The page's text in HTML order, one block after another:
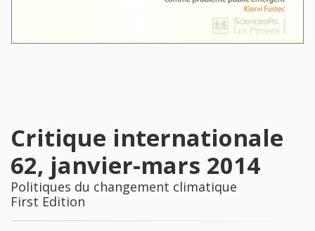
Critique internationale
62, janvier-mars 2014
Politiques du changement climatique
First Edition